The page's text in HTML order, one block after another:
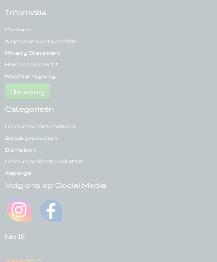
Informatie
Contact
Algemene voorwaarden
Privacy Statement
Herroepingsrecht
Klachtenregeling
Herroeping
Categorieën
Limburgse Geschenken
Streekproducten
Borrelbox
Limburgse Kerstpakketten
Asperge
Volg ons op Social Media
Nix 18